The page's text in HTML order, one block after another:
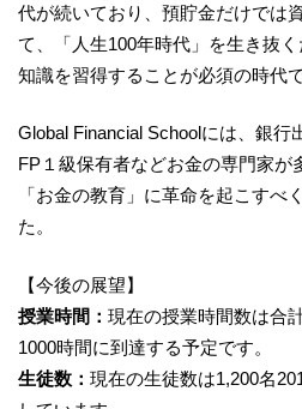
代が続いており、預貯金だけでは
て、「人生100年時代」を生き抜
知識を習得することが必須の時代で
Global Financial Schoolには、銀行
FP１級保有者などお金の専門家が
「お金の教育」に革命を起こすべ
た。
【今後の展望】
授業時間： 現在の授業時間数は合
1000時間に到達する予定です。
生徒数： 現在の生徒数は1,200名